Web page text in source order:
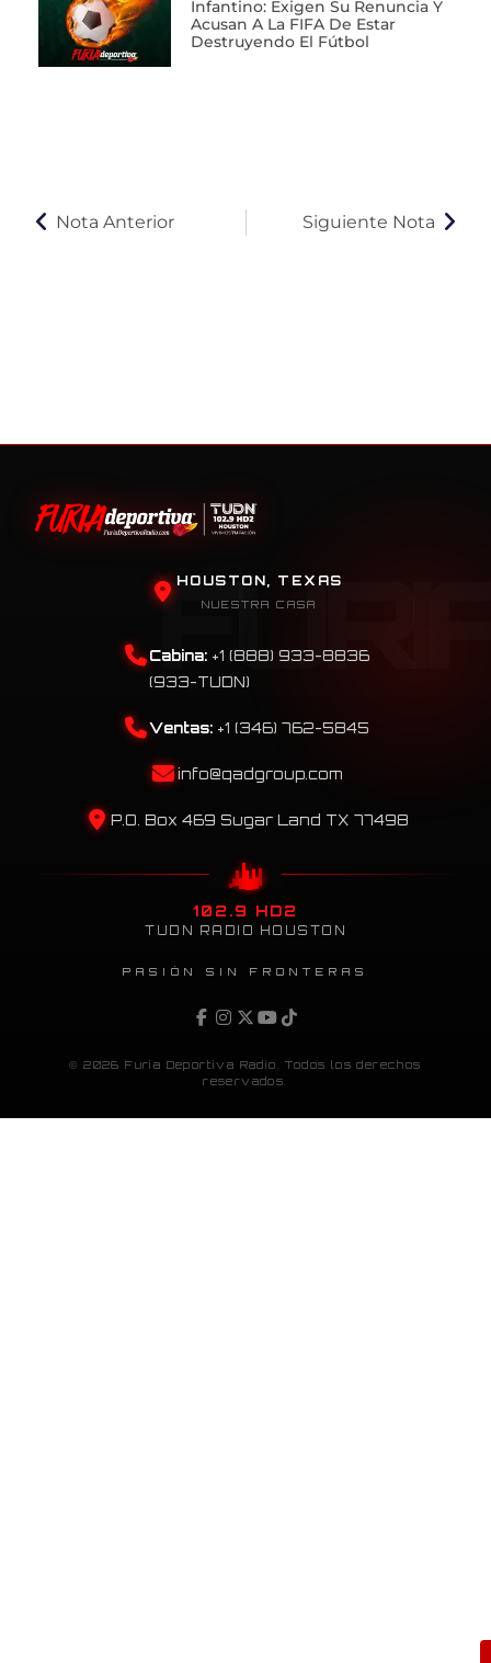
Infantino: Exigen Su Renuncia Y
Acusan A La FIFA De Estar
Destruyendo El Fútbol
Nota Anterior Siguiente Nota
HOUSTON, TEXAS
NUESTRA CASA
Cabina: +1 (888) 933-8836
(933-TUDN)
Ventas: +1 (346) 762-5845
info@qadgroup.com
P.O. Box 469 Sugar Land TX 77498
102.9 HD2
TUDN RADIO HOUSTON
PASIÓN SIN FRONTERAS
© 2026 Furia Deportiva Radio. Todos los derechos
reservados.